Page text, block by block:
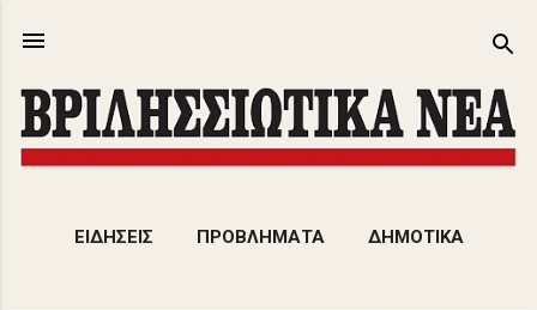
ΕΙΔΗΣΕΙΣ ΠΡΟΒΛΗΜΑΤΑ ΔΗΜΟΤΙΚΑ